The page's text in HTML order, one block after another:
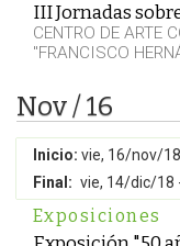
III Jornadas
CENTRO DE ARTE
"FRANCISCO
Nov / 16
Inicio: vie, 16/nov/
Final: vie, 14/dic/18
Exposiciones